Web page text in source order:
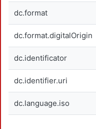
dc.format
dc.format.digitalOrigin
dc.identificator
dc.identifier.uri
dc.language.iso